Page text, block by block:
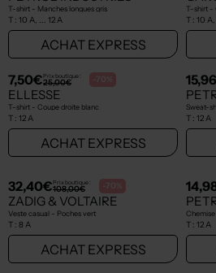
26,98€ Prix boutique :
AMERICAN COLLEGE
Blouson - Col v noir
T :12 A
ACHAT EXPRESS
T :10 A